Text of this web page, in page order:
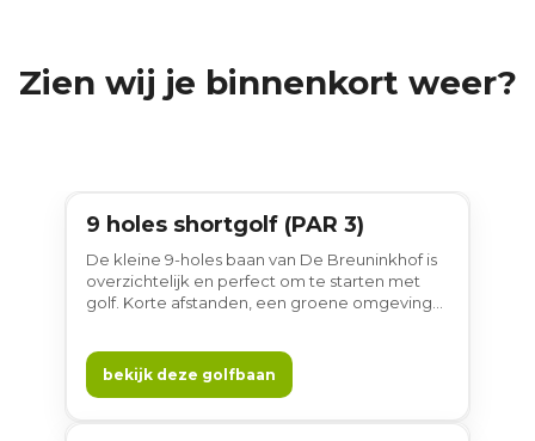
Zien wij je binnenkort weer?
9 holes
9 holes shortgolf (PAR 3)
De kleine 9-holes baan van De Breuninkhof is
overzichtelijk en perfect om te starten met
golf. Korte afstanden, een groene omgeving
spel wil aanscherpen.
bekijk deze golfbaan